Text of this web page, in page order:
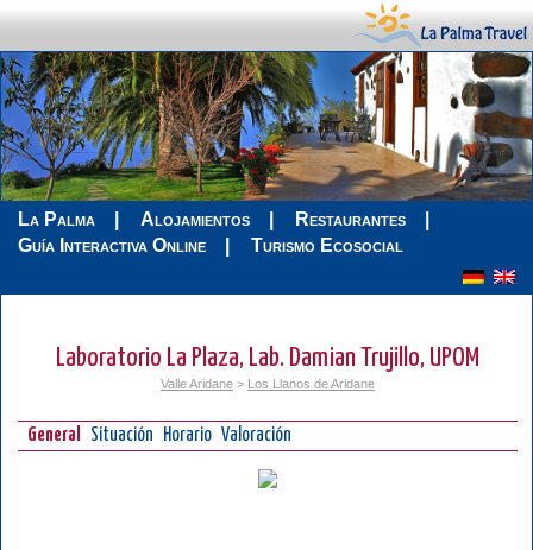
La Palma Alojamientos
Restaurantes
Guía Interactiva Online
Turismo Ecosocial
Laboratorio La Plaza, Lab. Damian Trujillo, UPOM
Valle Aridane > Los Llanos de Aridane
General Situación Horario Valoración